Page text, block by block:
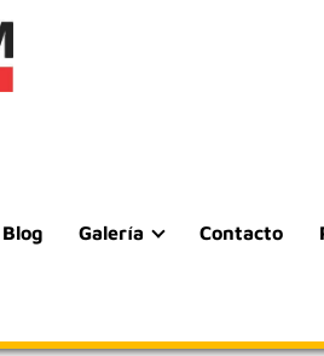
Blog Galería Contacto